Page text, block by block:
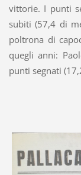
vittorie. I punti
subiti (57,4 di
poltrona di
quegli anni:
punti segnati